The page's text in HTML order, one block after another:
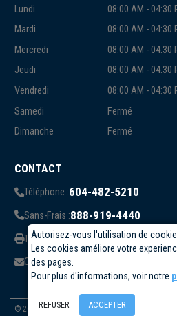
Autorisez-vous l'utilisation de
Les cookies améliore votre
des pages.
Pour plus d'informations, voir notre
REFUSER ACCEPTER
Lundi
08:00 AM - 04:30
Mardi
08:00 AM - 04:30
Mercredi
08:00 AM - 04:30
Jeudi
08:00 AM - 04:30
Vendredi
08:00 AM - 04:30
Samedi
Fermé
Dimanche
Fermé
CONTACT
Téléphone :604-482-5210
Sans-Frais :888-919-4440
Télécopieur:819-823-1006
Courriel:info@circuittest.com
© 2026 - Circuit Test Electronics